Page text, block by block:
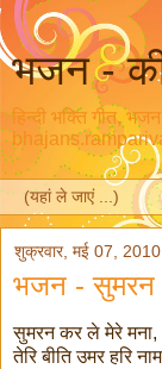
भजन -
हिन्दी भक्ति गीत,
शुक्रवार, मई 07, 2010
भजन - सुमरन
सुमरन कर ले मेरे मना,
तेरि बीति उमर हरि